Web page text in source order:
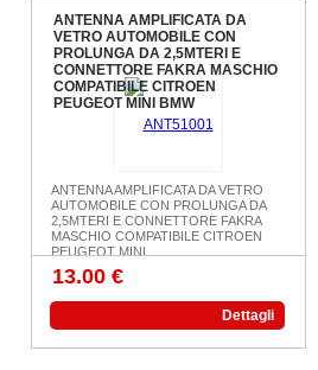
ANTENNA AMPLIFICATA DA
VETRO AUTOMOBILE CON
PROLUNGA DA 2,5MTERI E
CONNETTORE FAKRA MASCHIO
COMPATIBILE CITROEN
PEUGEOT MINI BMW
ANTENNA AMPLIFICATA DA VETRO
AUTOMOBILE CON PROLUNGA DA
2,5MTERI E CONNETTORE FAKRA
MASCHIO COMPATIBILE CITROEN
PEUGEOT MINI ...
13.00 €
Dettagli